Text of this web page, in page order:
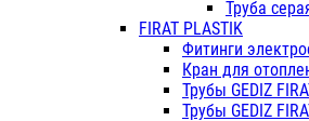
Труба
FIRAT PLASTIK
Фитинги
Кран для
Трубы GEDIZ
Трубы GEDIZ